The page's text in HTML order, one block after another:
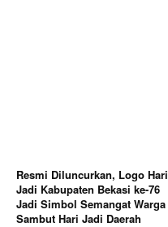
Resmi Diluncurkan, Logo Hari
Jadi Kabupaten Bekasi ke-76
Jadi Simbol Semangat Warga
Sambut Hari Jadi Daerah